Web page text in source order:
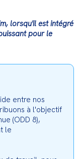
lorsqu'il est intégré
pour le
entre nos
à l'objectif
(ODD 8),
le